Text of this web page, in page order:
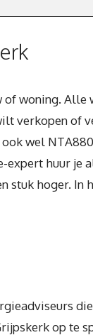
woning. Alle
verkopen of
wel
expert huur je
stuk hoger. In
op te